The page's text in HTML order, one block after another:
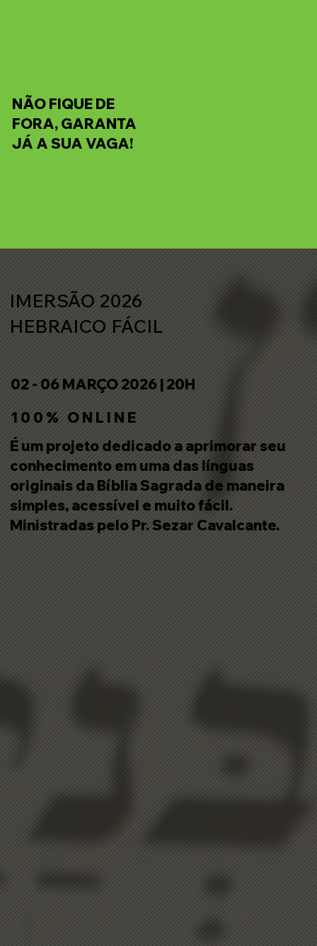
NÃO FIQUE DE
FORA, GARANTA
JÁ A SUA VAGA!
IMERSÃO 2026
HEBRAICO FÁCIL
02 - 06 MARÇO 2026 | 20H
1 0 0 % O N L I N E
É um projeto dedicado a aprimorar seu
conhecimento em uma das línguas
originais da Bíblia Sagrada de maneira
simples, acessível e muito fácil.
Ministradas pelo Pr. Sezar Cavalcante.